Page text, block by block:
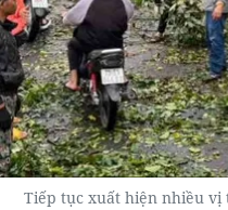
Tiếp tục xuất hiện nhiều